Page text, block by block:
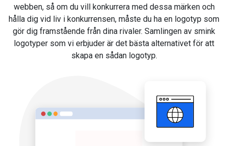
webben, så om du vill konkurrera med dessa märken och
hålla dig vid liv i konkurrensen, måste du ha en logotyp som
gör dig framstående från dina rivaler. Samlingen av smink
logotyper som vi erbjuder är det bästa alternativet för att
skapa en sådan logotyp.